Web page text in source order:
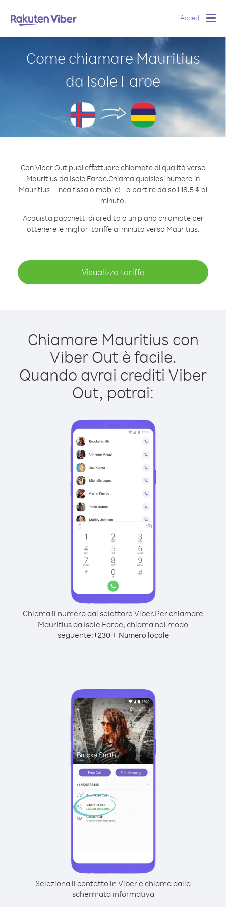
Accedi
Come chiamare Mauritius
da Isole Faroe
Con Viber Out puoi effettuare chiamate di qualità verso
Mauritius da Isole Faroe.Chiama qualsiasi numero in
Mauritius - linea fissa o mobile! - a partire da soli 18.5 ¢ al
minuto.
Acquista pacchetti di credito o un piano chiamate per
ottenere le migliori tariffe al minuto verso Mauritius.
Visualizza tariffe
Chiamare Mauritius con
Viber Out è facile.
Quando avrai crediti Viber
Out, potrai:
Chiama il numero dal selettore Viber.Per chiamare
Mauritius da Isole Faroe, chiama nel modo
seguente:+230+ Numero locale
Seleziona il contatto in Viber e chiama dalla
schermata informativa